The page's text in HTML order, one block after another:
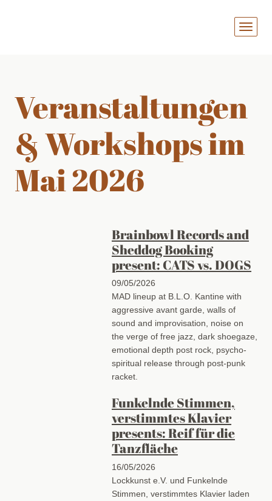
MENÜ
Veranstaltungen
& Workshops im
Mai 2026
Brainbowl Records and
Sheddog Booking
present: CATS vs. DOGS
09/05/2026
MAD lineup at B.L.O. Kantine with
aggressive avant garde, walls of
sound and improvisation, noise on
the verge of free jazz, dark shoegaze,
emotional depth post rock, psycho-
spiritual release through post-punk
racket.
Funkelnde Stimmen,
verstimmtes Klavier
presents: Reif für die
Tanzfläche
16/05/2026
Lockkunst e.V. und Funkelnde
Stimmen, verstimmtes Klavier laden